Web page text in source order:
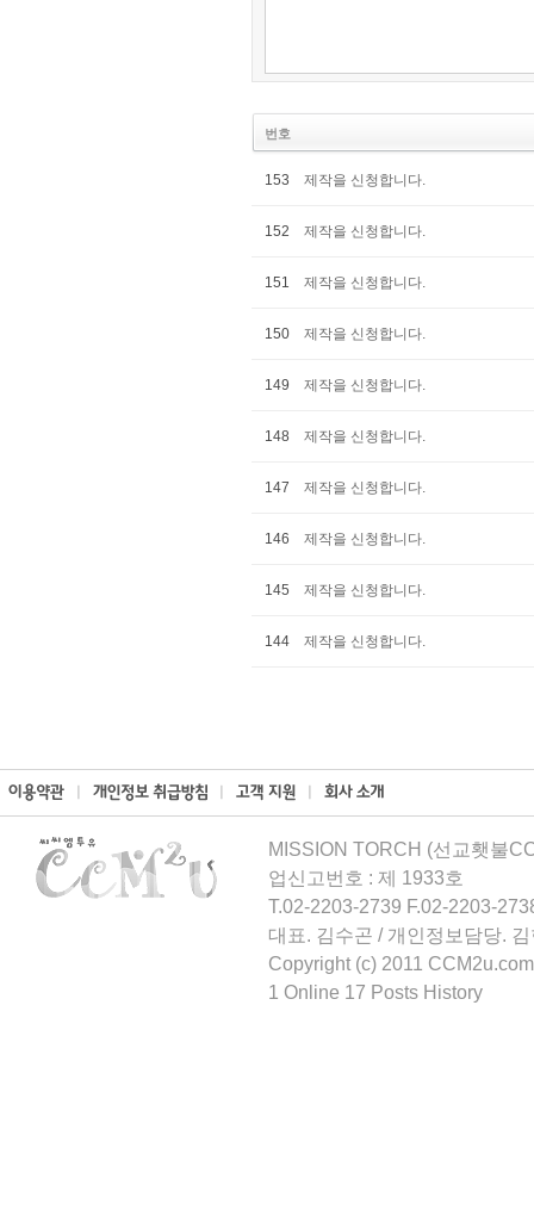
번호
153 제작을 신청합니다.
152 제작을 신청합니다.
151 제작을 신청합니다.
150 제작을 신청합니다.
149 제작을 신청합니다.
148 제작을 신청합니다.
147 제작을 신청합니다.
146 제작을 신청합니다.
145 제작을 신청합니다.
144 제작을 신청합니다.
MISSION TORCH (선교횃불
업신고번호 : 제 1933호
T.02-2203-2739 F.02-2203-
대표. 김수곤 / 개인정보담당.
Copyright (c) 2011
1 Online 17 Posts History